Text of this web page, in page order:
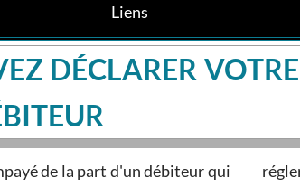
Liens
DÉCLARER
de la part d'un débiteur qui
antérieures au jugement